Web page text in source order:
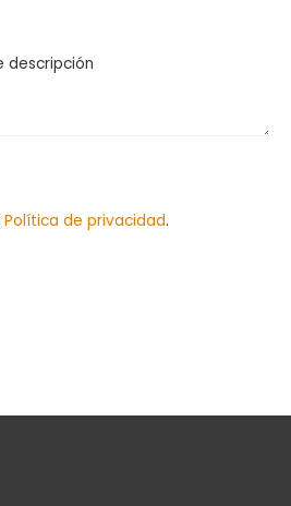
Política de privacidad.